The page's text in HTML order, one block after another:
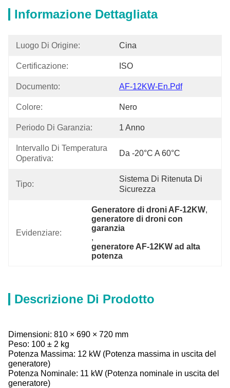
Informazione Dettagliata
Luogo Di Origine: Cina
Certificazione: ISO
Documento: AF-12KW-En.pdf
Colore: Nero
Periodo Di Garanzia: 1 Anno
Intervallo Di Temperatura
Operativa:
Da -20°C A 60°C
Tipo:
Sistema Di Ritenuta Di
Sicurezza
Evidenziare:
Generatore di droni AF-12KW,
generatore di droni con
garanzia
,
generatore AF-12KW ad alta
potenza
Descrizione Di Prodotto
Dimensioni: 810 × 690 × 720 mm
Peso: 100 ± 2 kg
Potenza Massima: 12 kW (Potenza massima in uscita del
generatore)
Potenza Nominale: 11 kW (Potenza nominale in uscita del
generatore)